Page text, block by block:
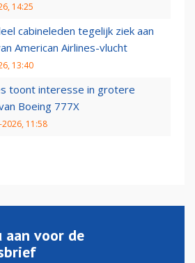
14:25
cabineleden tegelijk ziek aan
American Airlines-vlucht
13:40
toont interesse in grotere
Boeing 777X
11:58
aan voor de